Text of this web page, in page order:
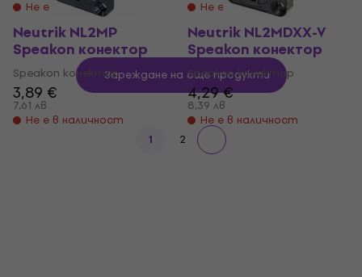
Не е в наличност
Не е в наличност
Neutrik NL2MP
Speakon конектор
Speakon конектор
3,89 €
7,61 лв
Не е в наличност
Neutrik NL2MDXX-V
Speakon конектор
Speakon конектор
4,29 €
8,39 лв
Не е в наличност
Зареждане на още продукти
1 2